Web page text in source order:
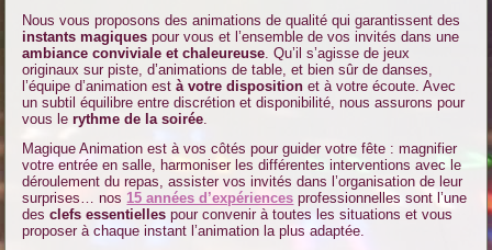
Nous vous proposons des animations de qualité qui garantissent des
instants magiques pour vous et l’ensemble de vos invités dans une
ambiance conviviale et chaleureuse . Qu’il s’agisse de jeux
originaux sur piste, d’animations de table, et bien sûr de danses,
l’équipe d’animation està votre disposition et à votre écoute. Avec
un subtil équilibre entre discrétion et disponibilité, nous assurons pour
vous lerythme de la soirée
Magique Animation est à vos côtés pour guider votre fête : magnifier
votre entrée en salle, harmoniser les différentes interventions avec le
déroulement du repas, assister vos invités dans l’organisation de leur
surprises… nos 15 années d’expériences professionnelles sont l’une
desclefs essentielles pour convenir à toutes les situations et vous
proposer à chaque instant l’animation la plus adaptée.